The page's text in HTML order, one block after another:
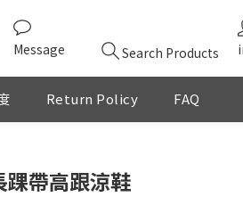
Message Search Products
Return Policy FAQ
踝帶高跟涼鞋